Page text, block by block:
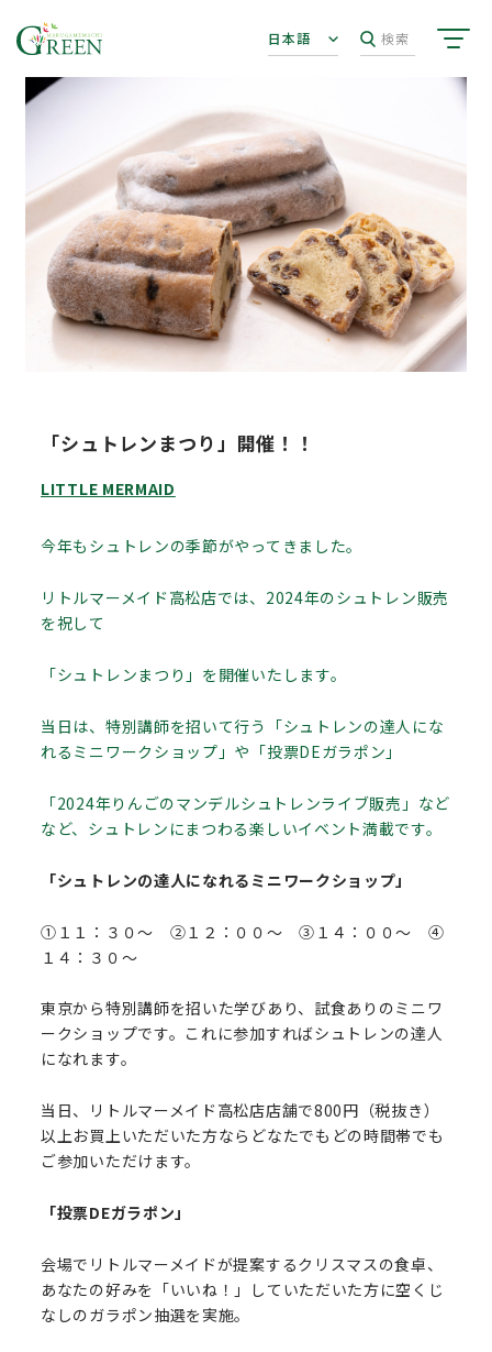
日本語 検索
「シュトレンまつり」開催！！
LITTLE MERMAID
今年もシュトレンの季節がやってきました。
リトルマーメイド高松店では、2024年のシュトレン販売
を祝して
「シュトレンまつり」を開催いたします。
当日は、特別講師を招いて行う「シュトレンの達人にな
れるミニワークショップ」や「投票DEガラポン」
「2024年りんごのマンデルシュトレンライブ販売」など
など、シュトレンにまつわる楽しいイベント満載です。
「シュトレンの達人になれるミニワークショップ」
①１１：３０～ ②１２：００～ ③１４：００～ ④
１４：３０～
東京から特別講師を招いた学びあり、試食ありのミニワ
ークショップです。これに参加すればシュトレンの達人
になれます。
当日、リトルマーメイド高松店店舗で800円（税抜き）
以上お買上いただいた方ならどなたでもどの時間帯でも
ご参加いただけます。
「投票DEガラポン」
会場でリトルマーメイドが提案するクリスマスの食卓、
あなたの好みを「いいね！」していただいた方に空くじ
なしのガラポン抽選を実施。